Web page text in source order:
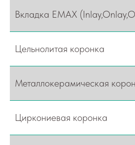
Вкладка EMAX
Цельнолитая коронка
Металлокерамическая
Циркониевая коронка